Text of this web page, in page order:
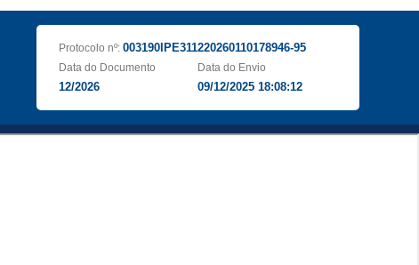
Protocolo nº: 003190IPE311220260110178946-95
Data do Documento
12/2026
Data do Envio
09/12/2025 18:08:12